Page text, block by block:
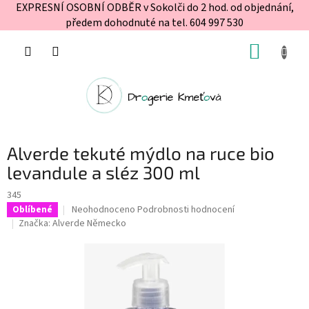
EXPRESNÍ OSOBNÍ ODBĚR v Sokolči do 2 hod. od objednání,
předem dohodnuté na tel. 604 997 530
Alverde tekuté mýdlo na ruce bio
levandule a sléz 300 ml
345
Oblíbené
Průměrné
hodnocení
Neohodnoceno Podrobnosti hodnocení
Značka: Alverde Německo